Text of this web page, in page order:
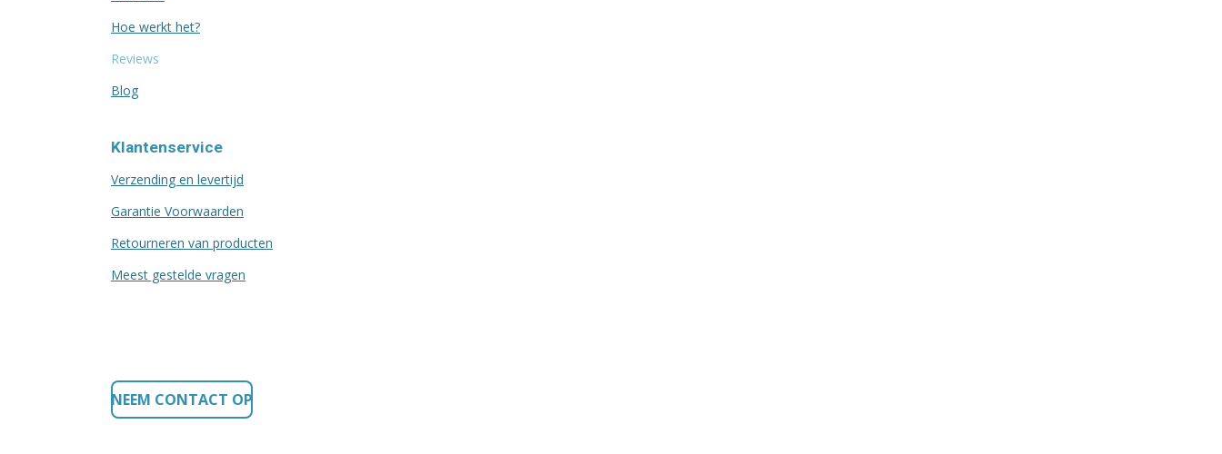
Hoe werkt het?
Reviews
Blog
Klantenservice
Verzending en levertijd
Garantie Voorwaarden
Retourneren van producten
Meest gestelde vragen
NEEM CONTACT OP